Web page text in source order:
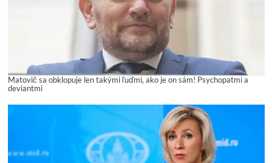
Matovič sa obklopuje len takými ľuďmi, ako je on sám! Psychopatmi a
deviantmi